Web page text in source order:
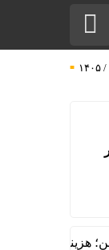
ساخت مسکن